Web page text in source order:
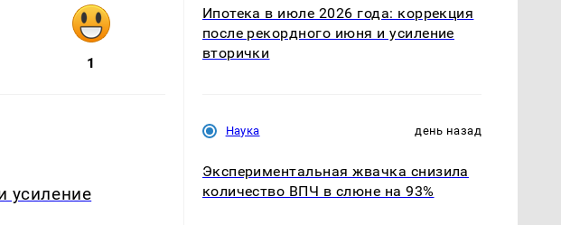
1
усиление
Ипотека в июле 2026 года: коррекция
после рекордного июня и усиление
вторички
Наука день назад
Экспериментальная жвачка снизила
количество ВПЧ в слюне на 93%